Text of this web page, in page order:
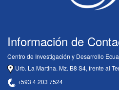
Información de
Centro de Investigación y Desarrollo
Urb. La Martina. Mz. B8 S4, frente al
+593 4 203 7524